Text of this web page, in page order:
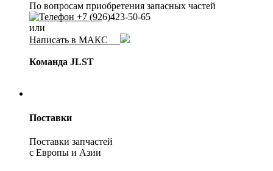
По вопросам приобретения запасных частей
+7 (926)423-50-65
или
Написать в МАКС
Команда JLST
Поставки
Поставки запчастей
с Европы и Азии